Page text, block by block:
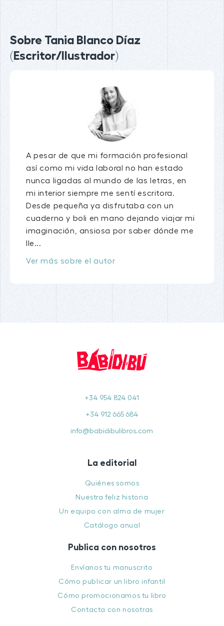
Sobre Tania Blanco Díaz
(Escritor/Ilustrador)
A pesar de que mi formación profesional
así como mi vida laboral no han estado
nunca ligadas al mundo de las letras, en
mi interior siempre me sentí escritora.
Desde pequeña ya disfrutaba con un
cuaderno y boli en mano dejando viajar mi
imaginación, ansiosa por saber dónde me
lle...
Ver más sobre el autor
+34 954 824 041
+34 912 665 684
info@babidibulibros.com
La editorial
Quiénes somos
Nuestra feliz historia
Un equipo con alma de mujer
Catálogo anual
Publica con nosotros
Envíanos tu manuscrito
Cómo publicar un libro infantil
Cómo promocionamos tu libro
Contacta con nosotras